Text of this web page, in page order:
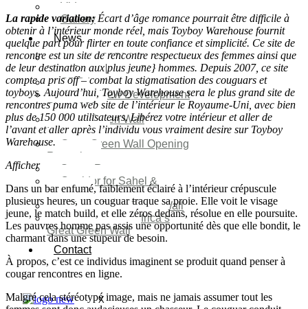
Video
Gallery
News
Agenda 2050 Nigeria’s
New Development Plan
SDG Implementations
Nigeria New Development
Plan 2030
Great Green Wall
Investment
Great Green Wall Opening
Remarks
Status Report
Corridor for Sahel &
Beyond
Africa’s Great Green Wall
Good news for Africa’s
Great Green Wall
Contact
X
La rapide variation: Écart d’âge romance pourrait être difficile à
obtenir à l’intérieur monde réel, mais Toyboy Warehouse fournit
quelque part pour flirter en toute confiance et simplicité. Ce site de
rencontre est un site de rencontre respectueux des femmes ainsi que
de leur destination aux|plus jeune} hommes. Depuis 2007, ce site
compte a pris off – combat la stigmatisation des couguars et
toyboys. Aujourd’hui, Toyboy Warehouse sera le plus grand site de
rencontres puma web site de l’intérieur le Royaume-Uni, avec bien
plus de 150 000 utilisateurs. Libérez votre intérieur et aller de
l’avant et aller après l’individu vous vraiment desire sur Toyboy
Warehouse.
Afficher
Dans un bar enfumé, faiblement éclairé à l’intérieur crépuscule
plusieurs heures, un couguar traque sa proie. Elle voit le visage
jeune, le match build, et elle zéros dedans, résolue en elle poursuite.
Les pauvres homme pas assis une opportunité dès que elle bondit, le
charmant dans une stupeur de besoin.
À propos, c’est ce individus imaginent se produit quand penser à
cougar rencontres en ligne.
Malgré cela stéréotypé image, mais ne jamais assumer tout les